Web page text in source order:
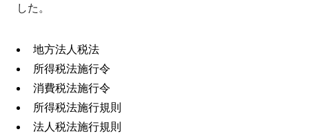
した。
地方法人税法
所得税法施行令
消費税法施行令
所得税法施行規則
法人税法施行規則